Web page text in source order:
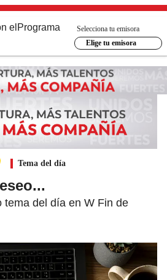
el Programa
Selecciona tu emisora
Elige tu emisora
Tema del día
tema del día en W Fin de